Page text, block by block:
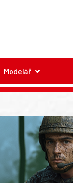
Modelář